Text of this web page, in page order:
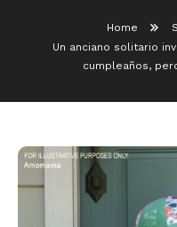
Home
Un anciano solitario
cumpleaños,